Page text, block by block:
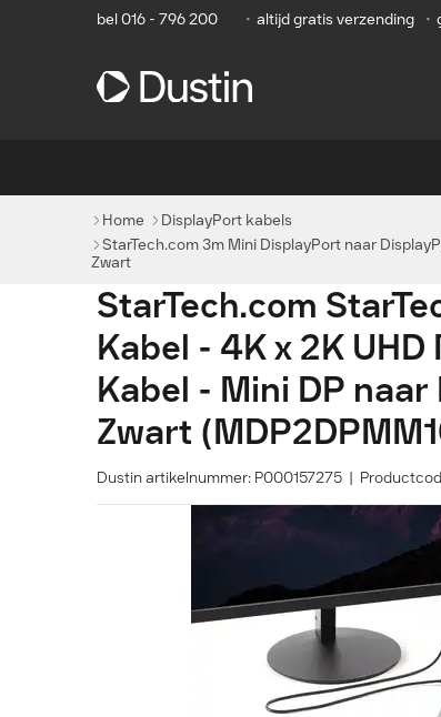
bel 016 - 796 200 • altijd gratis verzending •
Home
DisplayPort kabels
StarTech.com 3m Mini DisplayPort naar
Zwart
StarTech.com
Kabel - 4K x 2K
Kabel - Mini DP
Zwart
Dustin artikelnummer: P000157275 |